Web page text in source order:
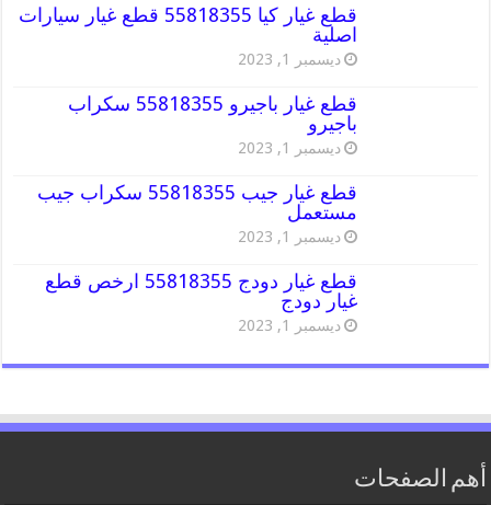
قطع غيار كيا 55818355 قطع غيار سيارات
اصلية
ديسمبر 1, 2023
قطع غيار باجيرو 55818355 سكراب
باجيرو
ديسمبر 1, 2023
قطع غيار جيب 55818355 سكراب جيب
مستعمل
ديسمبر 1, 2023
قطع غيار دودج 55818355 ارخص قطع
غيار دودج
ديسمبر 1, 2023
أهم الصفحات